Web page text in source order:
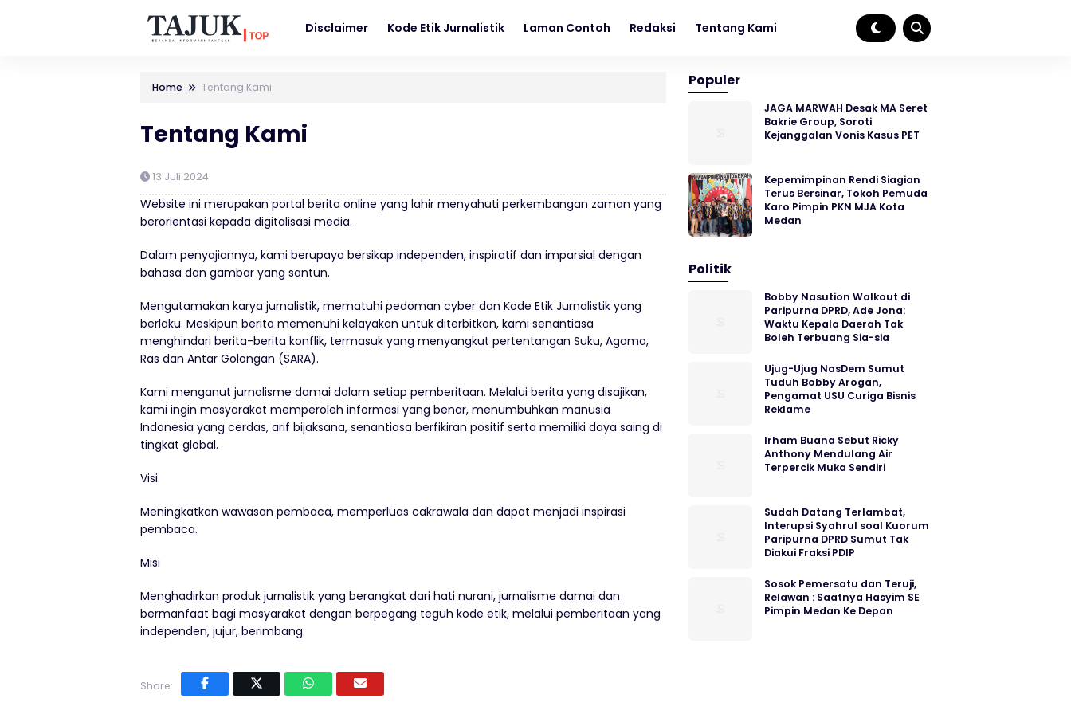
Disclaimer Kode Etik Jurnalistik Laman Contoh Redaksi Tentang Kami
Home Tentang Kami
Tentang Kami
13 Juli 2024
Website ini merupakan portal berita online yang lahir menyahuti perkembangan zaman yang
berorientasi kepada digitalisasi media.
Dalam penyajiannya, kami berupaya bersikap independen, inspiratif dan imparsial dengan
bahasa dan gambar yang santun.
Mengutamakan karya jurnalistik, mematuhi pedoman cyber dan Kode Etik Jurnalistik yang
berlaku. Meskipun berita memenuhi kelayakan untuk diterbitkan, kami senantiasa
menghindari berita-berita konflik, termasuk yang menyangkut pertentangan Suku, Agama,
Ras dan Antar Golongan (SARA).
Kami menganut jurnalisme damai dalam setiap pemberitaan. Melalui berita yang disajikan,
kami ingin masyarakat memperoleh informasi yang benar, menumbuhkan manusia
Indonesia yang cerdas, arif bijaksana, senantiasa berfikiran positif serta memiliki daya saing di
tingkat global.
Visi
Meningkatkan wawasan pembaca, memperluas cakrawala dan dapat menjadi inspirasi
pembaca.
Misi
Menghadirkan produk jurnalistik yang berangkat dari hati nurani, jurnalisme damai dan
bermanfaat bagi masyarakat dengan berpegang teguh kode etik, melalui pemberitaan yang
independen, jujur, berimbang.
Share:
Populer
JAGA MARWAH Desak MA Seret
Bakrie Group, Soroti
Kejanggalan Vonis Kasus PET
Kepemimpinan Rendi Siagian
Terus Bersinar, Tokoh Pemuda
Karo Pimpin PKN MJA Kota
Medan
Politik
Bobby Nasution Walkout di
Paripurna DPRD, Ade Jona:
Waktu Kepala Daerah Tak
Boleh Terbuang Sia-sia
Ujug-Ujug NasDem Sumut
Tuduh Bobby Arogan,
Pengamat USU Curiga Bisnis
Reklame
Irham Buana Sebut Ricky
Anthony Mendulang Air
Terpercik Muka Sendiri
Sudah Datang Terlambat,
Interupsi Syahrul soal Kuorum
Paripurna DPRD Sumut Tak
Diakui Fraksi PDIP
Sosok Pemersatu dan Teruji,
Relawan : Saatnya Hasyim SE
Pimpin Medan Ke Depan